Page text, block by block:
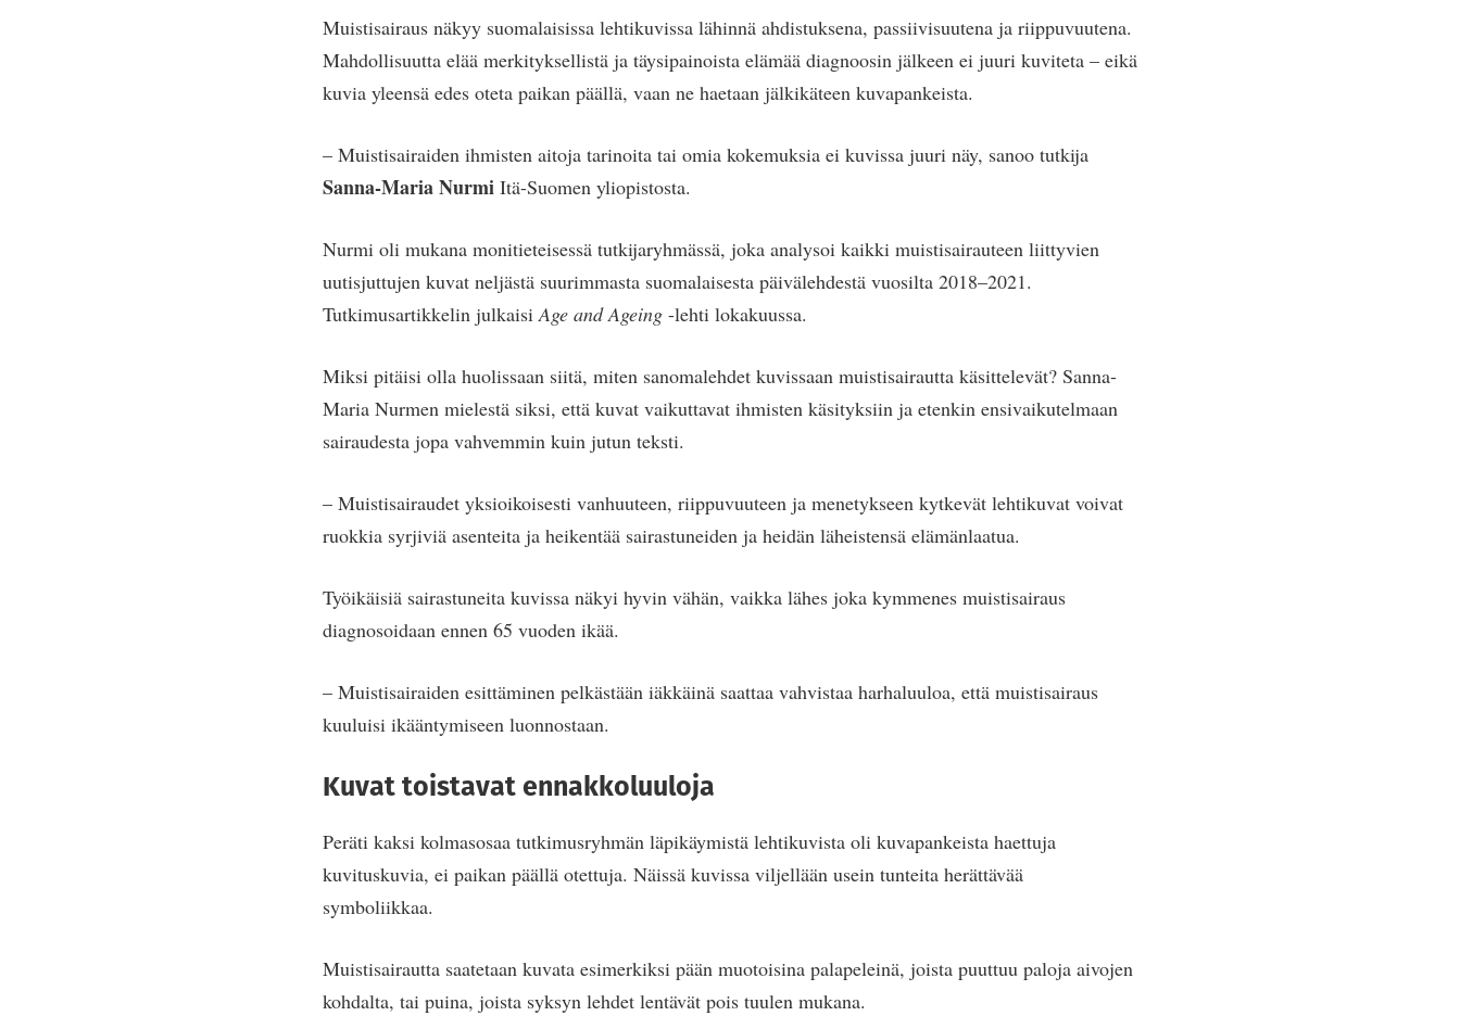
Muistisairaus näkyy suomalaisissa lehtikuvissa lähinnä ahdistuksena, passiivisuutena ja riippuvuutena.
Mahdollisuutta elää merkityksellistä ja täysipainoista elämää diagnoosin jälkeen ei juuri kuviteta – eikä
kuvia yleensä edes oteta paikan päällä, vaan ne haetaan jälkikäteen kuvapankeista.
– Muistisairaiden ihmisten aitoja tarinoita tai omia kokemuksia ei kuvissa juuri näy, sanoo tutkija
Sanna-Maria Nurmi Itä-Suomen yliopistosta.
Nurmi oli mukana monitieteisessä tutkijaryhmässä, joka analysoi kaikki muistisairauteen liittyvien
uutisjuttujen kuvat neljästä suurimmasta suomalaisesta päivälehdestä vuosilta 2018–2021.
Tutkimusartikkelin julkaisi Age and Ageing -lehti lokakuussa.
Miksi pitäisi olla huolissaan siitä, miten sanomalehdet kuvissaan muistisairautta käsittelevät? Sanna-
Maria Nurmen mielestä siksi, että kuvat vaikuttavat ihmisten käsityksiin ja etenkin ensivaikutelmaan
sairaudesta jopa vahvemmin kuin jutun teksti.
– Muistisairaudet yksioikoisesti vanhuuteen, riippuvuuteen ja menetykseen kytkevät lehtikuvat voivat
ruokkia syrjiviä asenteita ja heikentää sairastuneiden ja heidän läheistensä elämänlaatua.
Työikäisiä sairastuneita kuvissa näkyi hyvin vähän, vaikka lähes joka kymmenes muistisairaus
diagnosoidaan ennen 65 vuoden ikää.
– Muistisairaiden esittäminen pelkästään iäkkäinä saattaa vahvistaa harhaluuloa, että muistisairaus
kuuluisi ikääntymiseen luonnostaan.
Kuvat toistavat ennakkoluuloja
Peräti kaksi kolmasosaa tutkimusryhmän läpikäymistä lehtikuvista oli kuvapankeista haettuja
kuvituskuvia, ei paikan päällä otettuja. Näissä kuvissa viljellään usein tunteita herättävää
symboliikkaa.
Muistisairautta saatetaan kuvata esimerkiksi pään muotoisina palapeleinä, joista puuttuu paloja aivojen
kohdalta, tai puina, joista syksyn lehdet lentävät pois tuulen mukana.